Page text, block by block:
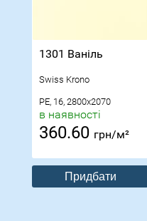
1301 Ваніль
Swiss Krono
PE, 16, 2800x2070
в наявності
360.60 грн/м²
Придбати